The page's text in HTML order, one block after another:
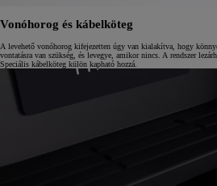
Vonóhorog és kábelköteg
A levehető vonóhorog kifejezetten úgy van kialakítva, hogy
vontatásra van szükség, és levegye, amikor nincs. A rendszer
Speciális kábelköteg külön kapható hozzá.